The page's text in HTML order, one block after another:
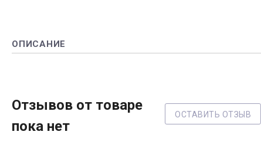
ОПИСАНИЕ
Отзывов от товаре
пока нет
ОСТАВИТЬ ОТЗЫВ